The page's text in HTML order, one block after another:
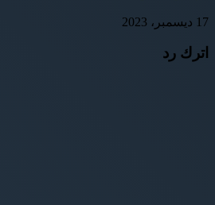
17 ديسمبر، 2023
اترك رد